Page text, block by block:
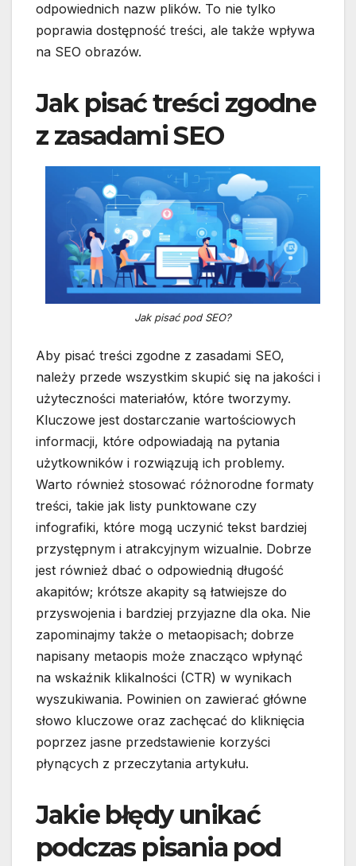
odpowiednich nazw plików. To nie tylko
poprawia dostępność treści, ale także wpływa
na SEO obrazów.
Jak pisać treści zgodne
z zasadami SEO
Jak pisać pod SEO?
Aby pisać treści zgodne z zasadami SEO,
należy przede wszystkim skupić się na jakości i
użyteczności materiałów, które tworzymy.
Kluczowe jest dostarczanie wartościowych
informacji, które odpowiadają na pytania
użytkowników i rozwiązują ich problemy.
Warto również stosować różnorodne formaty
treści, takie jak listy punktowane czy
infografiki, które mogą uczynić tekst bardziej
przystępnym i atrakcyjnym wizualnie. Dobrze
jest również dbać o odpowiednią długość
akapitów; krótsze akapity są łatwiejsze do
przyswojenia i bardziej przyjazne dla oka. Nie
zapominajmy także o metaopisach; dobrze
napisany metaopis może znacząco wpłynąć
na wskaźnik klikalności (CTR) w wynikach
wyszukiwania. Powinien on zawierać główne
słowo kluczowe oraz zachęcać do kliknięcia
poprzez jasne przedstawienie korzyści
płynących z przeczytania artykułu.
Jakie błędy unikać
podczas pisania pod